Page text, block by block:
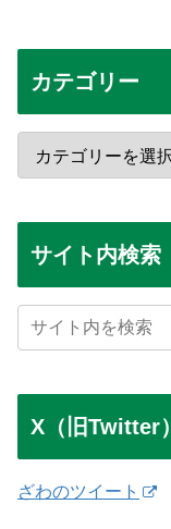
カテゴリー
サイト内検索
X（旧Twitter）
ざわのツイート